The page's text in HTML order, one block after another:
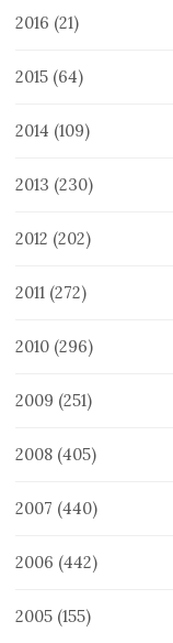
2016 (21)
2015 (64)
2014 (109)
2013 (230)
2012 (202)
2011 (272)
2010 (296)
2009 (251)
2008 (405)
2007 (440)
2006 (442)
2005 (155)